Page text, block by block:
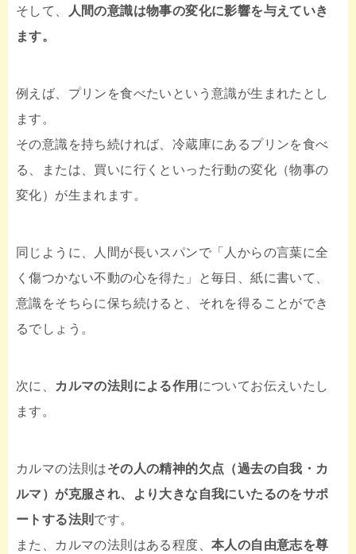
そして、
人間の意識は物事の変化に影響を与えていき
ます。
例えば、プリンを食べたいという意識が生まれたとし
ます。
その意識を持ち続ければ、冷蔵庫にあるプリンを食べ
る、または、買いに行くといった行動の変化（物事の
変化）が生まれます。
同じように、人間が長いスパンで「人からの言葉に全
く傷つかない不動の心を得た」と毎日、紙に書いて、
意識をそちらに保ち続けると、それを得ることができ
るでしょう。
次に、 カルマの法則による作用についてお伝えいたし
ます。
カルマの法則はその人の精神的欠点（過去の自我・カ
ルマ）が克服され、より大きな自我にいたるのをサポ
ートする法則です。
また、カルマの法則はある程度、 本人の自由意志を尊